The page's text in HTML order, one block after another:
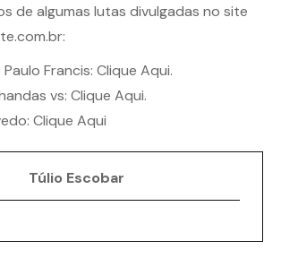
de algumas lutas divulgadas no site
:
Francis: Clique Aqui.
vs: Clique Aqui.
Clique Aqui
Túlio Escobar